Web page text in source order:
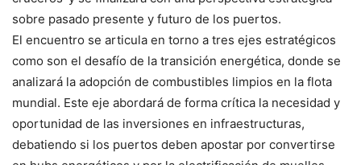
sobre pasado presente y futuro de los puertos.
El encuentro se articula en torno a tres ejes estratégicos
como son el desafío de la transición energética, donde se
analizará la adopción de combustibles limpios en la flota
mundial. Este eje abordará de forma crítica la necesidad y
oportunidad de las inversiones en infraestructuras,
debatiendo si los puertos deben apostar por convertirse